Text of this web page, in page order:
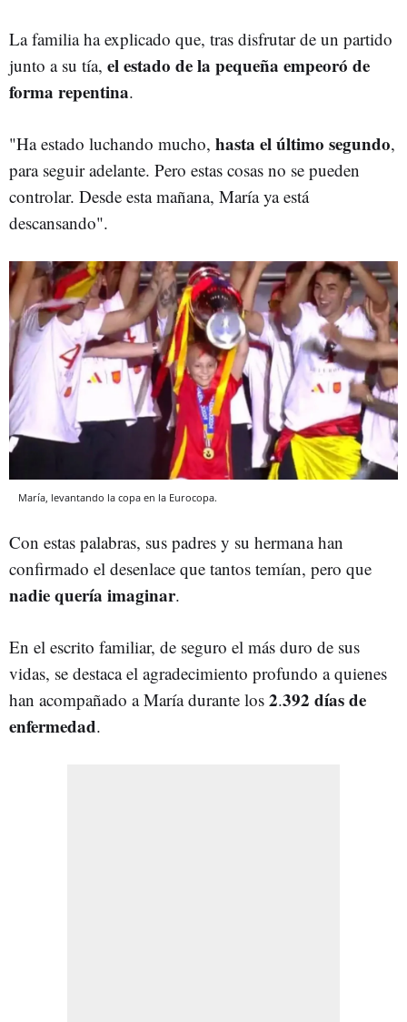
La familia ha explicado que, tras disfrutar de un partido
junto a su tía, el estado de la pequeña empeoró de
forma repentina.
"Ha estado luchando mucho, hasta el último segundo,
para seguir adelante. Pero estas cosas no se pueden
controlar. Desde esta mañana, María ya está
descansando".
María, levantando la copa en la Eurocopa.
Con estas palabras, sus padres y su hermana han
confirmado el desenlace que tantos temían, pero que
nadie quería imaginar.
En el escrito familiar, de seguro el más duro de sus
vidas, se destaca el agradecimiento profundo a quienes
han acompañado a María durante los 2.392 días de
enfermedad.